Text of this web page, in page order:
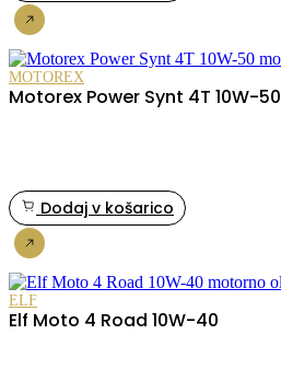
MOTOREX
Motorex Power Synt 4T 10W-50
Dodaj v košarico
ELF
Elf Moto 4 Road 10W-40